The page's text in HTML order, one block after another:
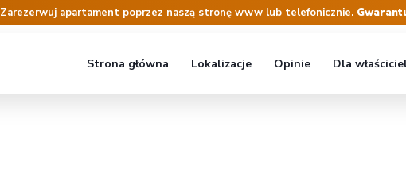
Zarezerwuj apartament poprzez naszą stronę www lub telefonicznie.
Strona główna Lokalizacje Opinie Dla